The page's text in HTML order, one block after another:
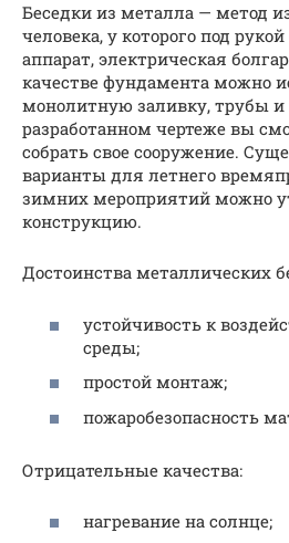
Беседки из металла — метод
человека, у которого под
аппарат, электрическая
качестве фундамента можно
монолитную заливку, трубы
разработанном чертеже вы
собрать свое сооружение.
варианты для летнего
зимних мероприятий можно
конструкцию.
Достоинства металлических
устойчивость к
среды;
простой монтаж;
пожаробезопасность
Отрицательные качества:
нагревание на солнце;